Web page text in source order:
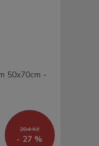
204 Kč
- 27 %